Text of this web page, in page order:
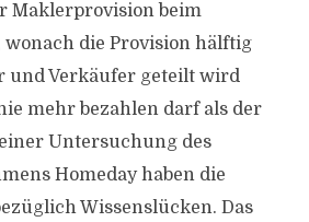
Maklerprovision beim
die Provision hälftig
und Verkäufer geteilt wird
mehr bezahlen darf als der
Untersuchung des
Homeday haben die
Wissenslücken. Das